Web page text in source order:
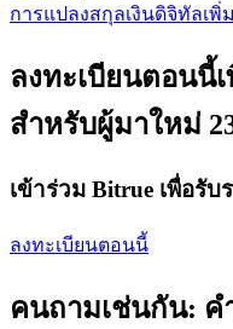
เงินกู้
บริการยืมเงินที่ได้รั
การแปลงสกุลเงินดิจิทัลเพิ่
ลงทะเบียนตอนนี้
สำหรับผู้มาใหม่
เข้าร่วม Bitrue เพื่อรับ
ลงทะเบียนตอนนี้
คนถามเช่นกัน: ค